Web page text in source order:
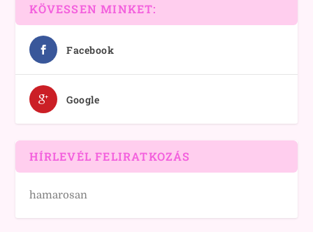
KÖVESSEN MINKET:
Facebook
Google
HÍRLEVÉL FELIRATKOZÁS
hamarosan